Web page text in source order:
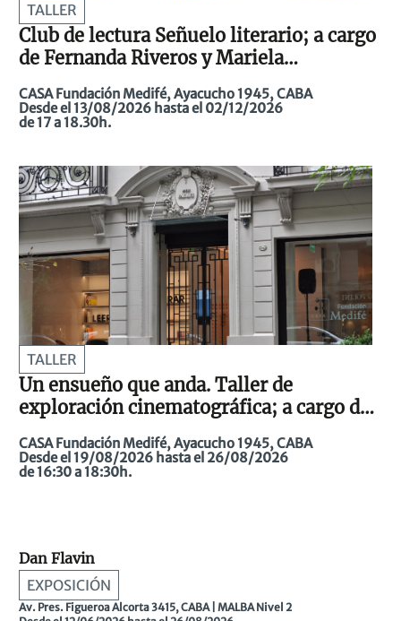
TALLER
Club de lectura Señuelo literario; a cargo
de Fernanda Riveros y Mariela
Steimborchel
CASA Fundación Medifé, Ayacucho 1945, CABA
Desde el 13/08/2026 hasta el 02/12/2026
de 17 a 18.30h.
TALLER
Un ensueño que anda. Taller de
exploración cinematográfica; a cargo de
Milena Rivas Todaro
CASA Fundación Medifé, Ayacucho 1945, CABA
Desde el 19/08/2026 hasta el 26/08/2026
de 16:30 a 18:30h.
Dan Flavin
EXPOSICIÓN
Av. Pres. Figueroa Alcorta 3415, CABA | MALBA Nivel 2